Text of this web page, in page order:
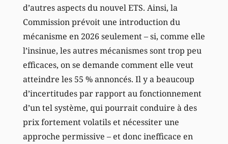
d’autres aspects du nouvel ETS. Ainsi, la
Commission prévoit une introduction du
mécanisme en 2026 seulement – si, comme elle
l’insinue, les autres mécanismes sont trop peu
efficaces, on se demande comment elle veut
atteindre les 55 % annoncés. Il y a beaucoup
d’incertitudes par rapport au fonctionnement
d’un tel système, qui pourrait conduire à des
prix fortement volatils et nécessiter une
approche permissive – et donc inefficace en